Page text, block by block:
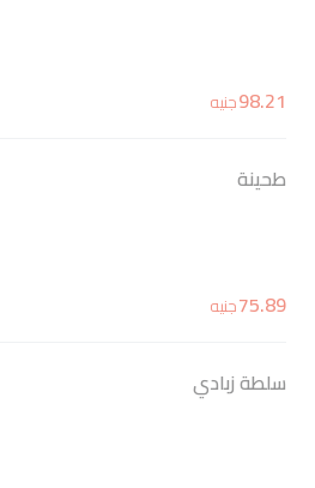
98.21جنيه
طحينة
75.89جنيه
سلطة زبادي